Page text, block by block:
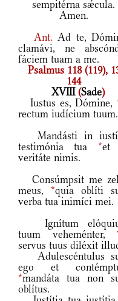
sempitérna sǽcula.
Amen.
Ant. Ad te,
clamávi, ne
fáciem tuam a me.
Psalmus 118 (119),
144
XVIII (Sade)
Iustus es, Dómine,
rectum iudícium tuum.
Mandásti in
testimónia tua *et
veritáte nimis.
Consúmpsit me
meus, *quia oblíti
verba tua inimíci mei.
Ignítum
tuum veheménter,
servus tuus diléxit
Adulescéntulus
ego et
*mandáta tua non
oblítus.